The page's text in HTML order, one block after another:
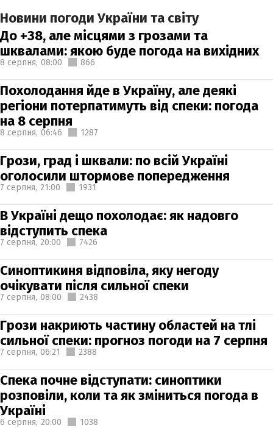
Новини погоди України та світу
До +38, але місцями з грозами та
шквалами: якою буде погода на вихідних
8 серпня, 08:00 866
Похолодання йде в Україну, але деякі
регіони потерпатимуть від спеки: погода
на 8 серпня
8 серпня, 06:46 1287
Грози, град і шквали: по всій Україні
оголосили штормове попередження
7 серпня, 21:00 1931
В Україні дещо похолодає: як надовго
відступить спека
7 серпня, 20:00 7426
Синоптикиня відповіла, яку негоду
очікувати після сильної спеки
7 серпня, 08:00 2438
Грози накриють частину областей на тлі
сильної спеки: прогноз погоди на 7 серпня
7 серпня, 06:21 2388
Спека почне відступати: синоптики
розповіли, коли та як зміниться погода в
Україні
6 серпня, 20:00 1038